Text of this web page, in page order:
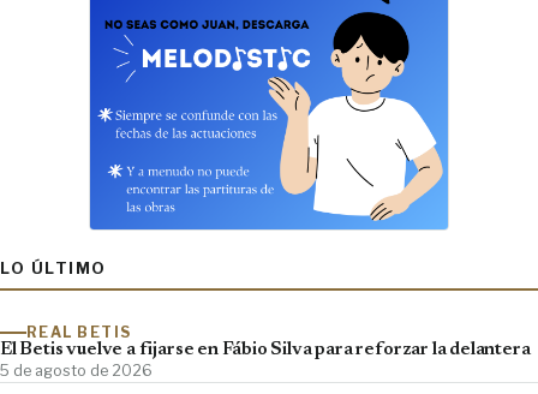
LO ÚLTIMO
REAL BETIS
El Betis vuelve a fijarse en Fábio Silva para reforzar la delantera
5 de agosto de 2026